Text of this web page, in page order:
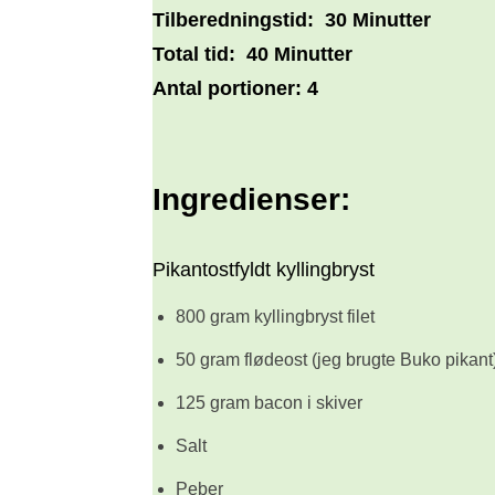
Tilberedningstid: 30 Minutter
Total tid: 40 Minutter
Antal portioner: 4
Ingredienser:
Pikantostfyldt kyllingbryst
800 gram kyllingbryst filet
50 gram flødeost (jeg brugte Buko
125 gram bacon i skiver
Salt
Peber